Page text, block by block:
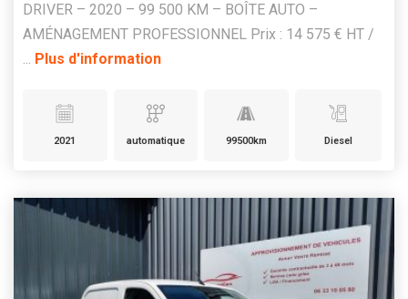
DRIVER – 2020 – 99 500 KM – BOÎTE AUTO –
AMÉNAGEMENT PROFESSIONNEL Prix : 14 575 € HT /
... Plus d'information
2021 automatique 99500km Diesel